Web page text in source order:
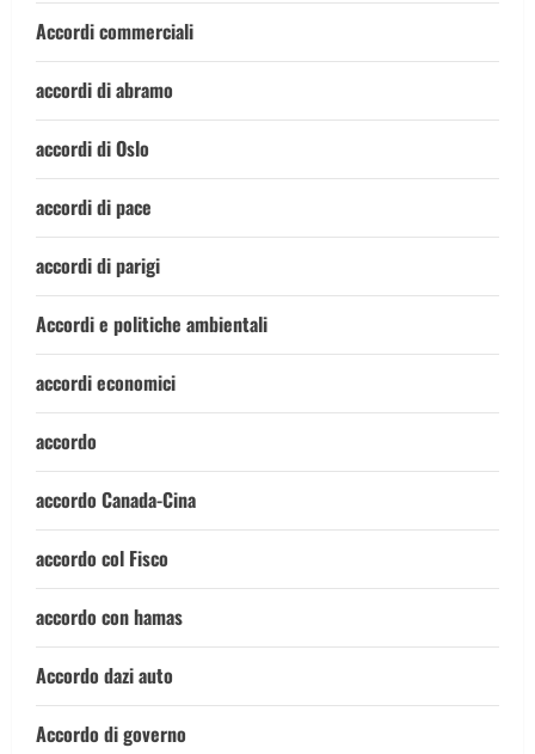
Accordi commerciali
accordi di abramo
accordi di Oslo
accordi di pace
accordi di parigi
Accordi e politiche ambientali
accordi economici
accordo
accordo Canada-Cina
accordo col Fisco
accordo con hamas
Accordo dazi auto
Accordo di governo